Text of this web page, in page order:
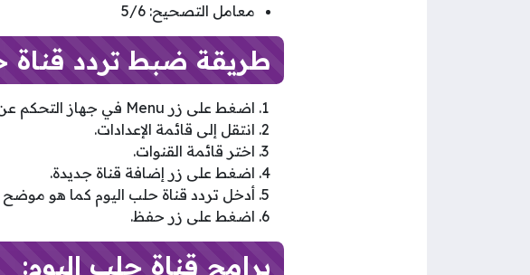
معامل التصحيح: 5/6
طريقة ضبط تردد قناة
اضغط على زر Menu في جهاز التحكم عن بعد.
انتقل إلى قائمة الإعدادات.
اختر قائمة القنوات.
اضغط على زر إضافة قناة جديدة.
أدخل تردد قناة حلب اليوم كما هو موضح
اضغط على زر حفظ.
برامج قناة حلب اليوم: